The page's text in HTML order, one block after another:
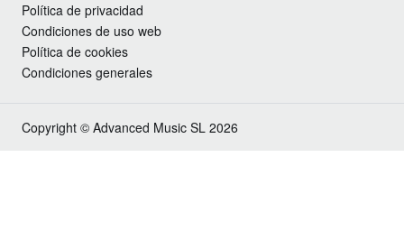
Política de privacidad
Condiciones de uso web
Política de cookies
Condiciones generales
Copyright © Advanced Music SL 2026